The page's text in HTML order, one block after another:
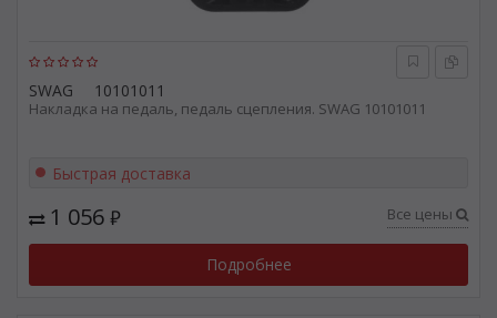
SWAG 10101011
Накладка на педаль, педаль сцепления. SWAG 10101011
Быстрая доставка
1 056 ₽ Все цены
Подробнее